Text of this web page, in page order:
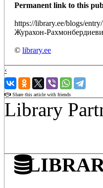
Permanent link to this
https://library.ee/blogs/
Журахон-
© library.ee
‹
›
Share this article with friends
Library